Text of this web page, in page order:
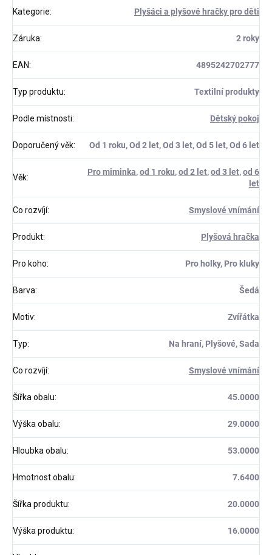
Kategorie: Plyšáci a plyšové hračky pro děti
Záruka: 2 roky
EAN: 4895242702777
Typ produktu: Textilní produkty
Podle místnosti: Dětský pokoj
Doporučený věk: Od 1 roku, Od 2 let, Od 3 let, Od 5 let, Od 6 let
Věk:
Pro miminka,od 1 roku,od 2 let,od 3 let,od 6
let
Co rozvíjí: Smyslové vnímání
Produkt: Plyšová hračka
Pro koho: Pro holky, Pro kluky
Barva: Šedá
Motiv: Zvířátka
Typ: Na hraní, Plyšové, Sada
Co rozvíjí: Smyslové vnímání
Šířka obalu: 45.0000
Výška obalu: 29.0000
Hloubka obalu: 53.0000
Hmotnost obalu: 7.6400
Šířka produktu: 20.0000
Výška produktu: 16.0000